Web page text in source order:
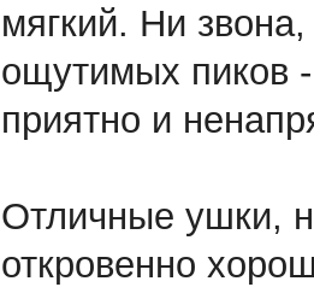
мягкий. Ни
ощутимых пиков -
приятно и
Отличные ушки,
откровенно